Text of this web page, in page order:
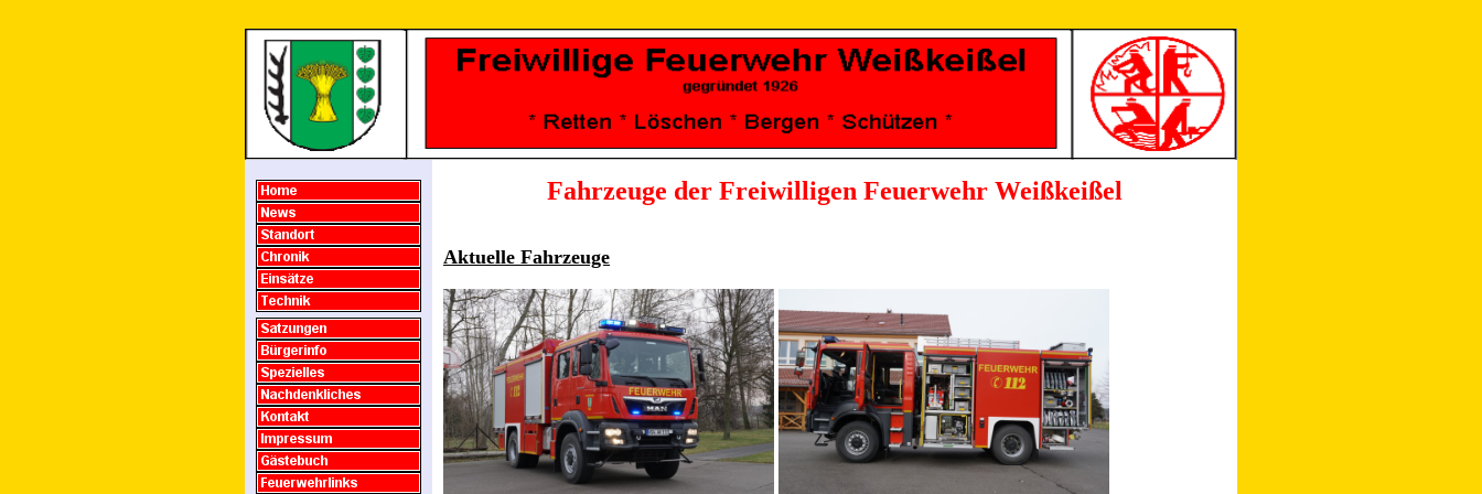
Fahrzeuge der Freiwilligen Feuerwehr Weißkeißel
Aktuelle Fahrzeuge